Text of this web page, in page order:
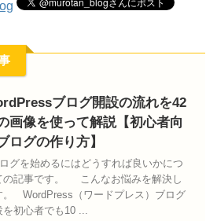
ブログ開設の流れを42
画像を使って解説【初心者向
ログの作り方】
グを始めるにはどうすれば良いかにつ
の記事です。 こんなお悩みを解決し
。 WordPress（ワードプレス）ブログ
を初心者でも10 ...